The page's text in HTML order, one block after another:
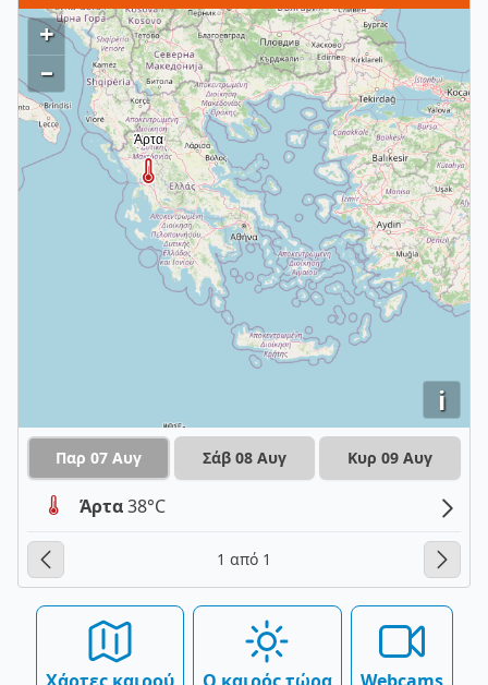
i
+
–
Παρ 07 Αυγ Σάβ 08 Αυγ Κυρ 09 Αυγ
Άρτα38°C
1 από 1